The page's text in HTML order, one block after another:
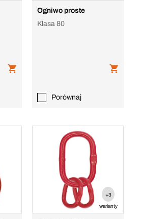
Ogniwo proste
Klasa 80
Porównaj
+3
warianty